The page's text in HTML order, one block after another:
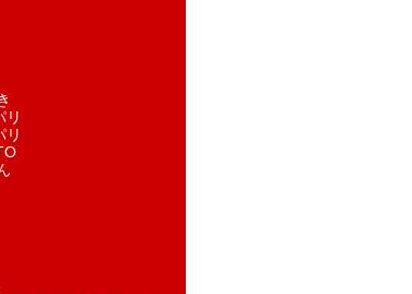
リ
リ